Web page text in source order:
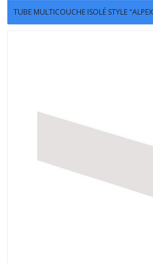
TUBE MULTICOUCHE ISOLÉ STYLE